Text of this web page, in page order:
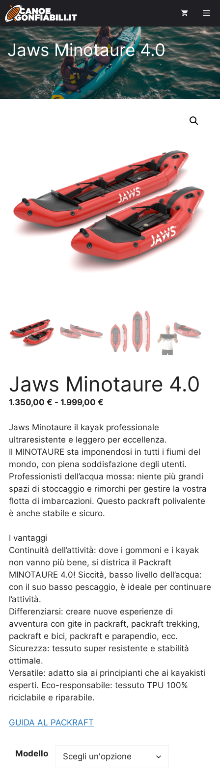
Jaws Minotaure 4.0
Jaws Minotaure 4.0
1.350,00 € - 1.999,00 €
Jaws Minotaure il kayak professionale
ultraresistente e leggero per eccellenza.
Il MINOTAURE sta imponendosi in tutti i fiumi del
mondo, con piena soddisfazione degli utenti.
Professionisti dell’acqua mossa: niente più grandi
spazi di stoccaggio e rimorchi per gestire la vostra
flotta di imbarcazioni. Questo packraft polivalente
è anche stabile e sicuro.
I vantaggi
Continuità dell’attività: dove i gommoni e i kayak
non vanno più bene, si districa il Packraft
MINOTAURE 4.0! Siccità, basso livello dell’acqua:
con il suo basso pescaggio, è ideale per continuare
l’attività.
Differenziarsi: creare nuove esperienze di
avventura con gite in packraft, packraft trekking,
packraft e bici, packraft e parapendio, ecc.
Sicurezza: tessuto super resistente e stabilità
ottimale.
Versatile: adatto sia ai principianti che ai kayakisti
esperti. Eco-responsabile: tessuto TPU 100%
riciclabile e riparabile.
GUIDA AL PACKRAFT
Modello